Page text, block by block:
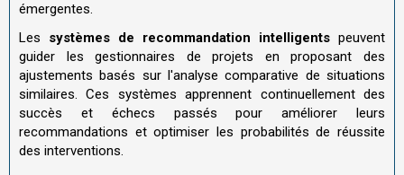
émergentes.
Les systèmes de recommandation intelligents peuvent
guider les gestionnaires de projets en proposant des
ajustements basés sur l'analyse comparative de situations
similaires. Ces systèmes apprennent continuellement des
succès et échecs passés pour améliorer leurs
recommandations et optimiser les probabilités de réussite
des interventions.